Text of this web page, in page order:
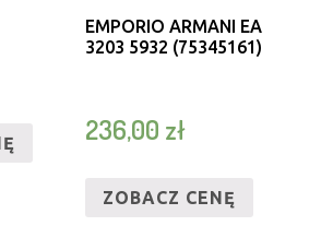
EMPORIO ARMANI EA
3203 5932 (75345161)
236,00 zł
ZOBACZ CENĘ